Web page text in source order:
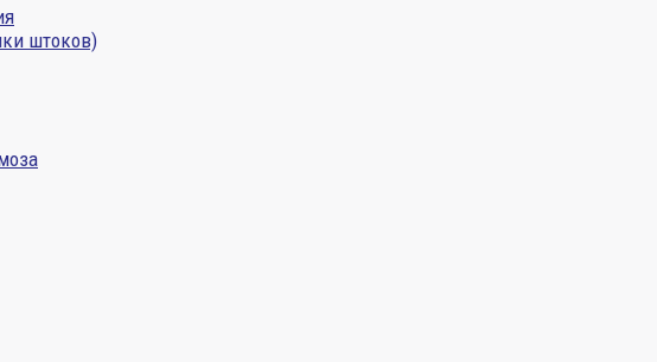
штоков)